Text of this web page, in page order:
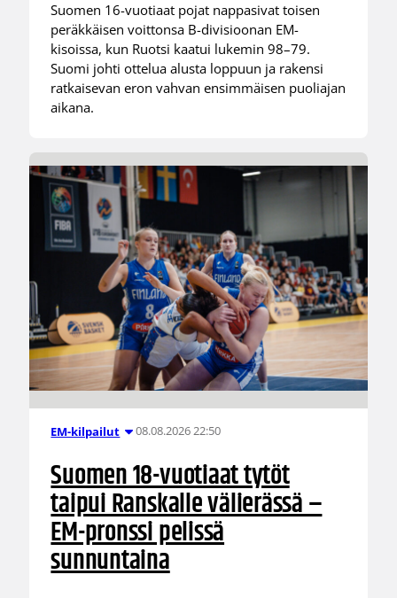
Suomen 16-vuotiaat pojat nappasivat toisen
peräkkäisen voittonsa B-divisioonan EM-
kisoissa, kun Ruotsi kaatui lukemin 98–79.
Suomi johti ottelua alusta loppuun ja rakensi
ratkaisevan eron vahvan ensimmäisen puoliajan
aikana.
EM-kilpailut 08.08.2026 22:50
Suomen 18-vuotiaat tytöt
taipui Ranskalle välierässä –
EM-pronssi pelissä
sunnuntaina